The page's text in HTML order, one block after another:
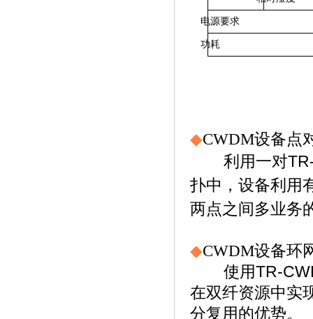
电源要求
功耗
◆CWDM设备点
利用一对
扑中，设备利用
两点之间多业务
◆CWDM设备环
使用TR-
在双纤资源中实
分复用的优势。